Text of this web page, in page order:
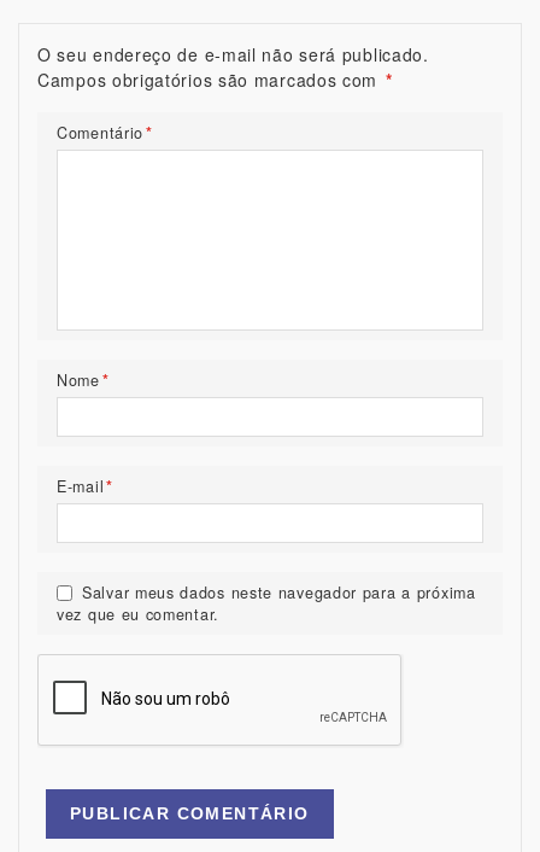
O seu endereço de e-mail não será publicado.
Campos obrigatórios são marcados com *
Comentário*
Nome*
E-mail*
Salvar meus dados neste navegador para a próxima
vez que eu comentar.